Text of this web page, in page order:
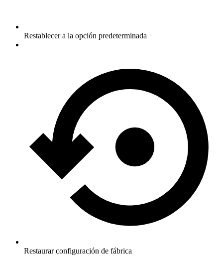
Restablecer a la opción predeterminada
Restaurar configuración de fábrica